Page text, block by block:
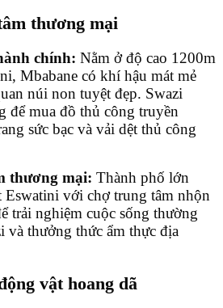
thương mại
chính: Nằm ở độ cao 1200m
Mbabane có khí hậu mát mẻ
núi non tuyệt đẹp. Swazi
để mua đồ thủ công truyền
sức bạc và vải dệt thủ công
thương mại: Thành phố lớn
Eswatini với chợ trung tâm nhộn
trải nghiệm cuộc sống thường
và thưởng thức ẩm thực địa
vật hoang dã